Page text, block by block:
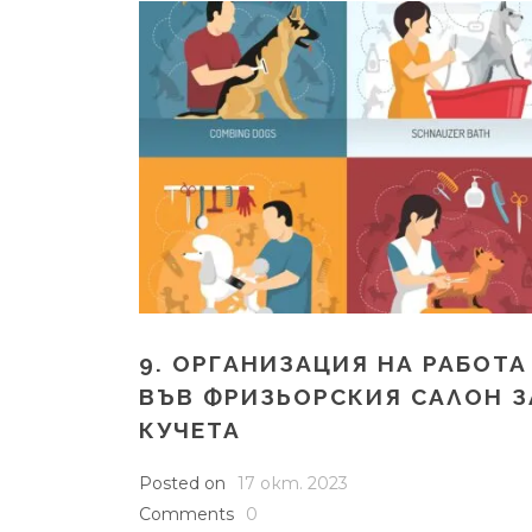
9. ОРГАНИЗАЦИЯ НА РАБОТА
ВЪВ ФРИЗЬОРСКИЯ САЛОН
КУЧЕТА
Posted on
17 окт. 2023
Comments
0